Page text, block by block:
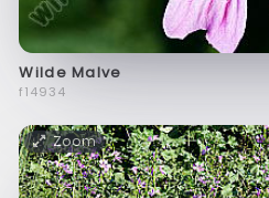
Wilde Malve
f14934
Zoom